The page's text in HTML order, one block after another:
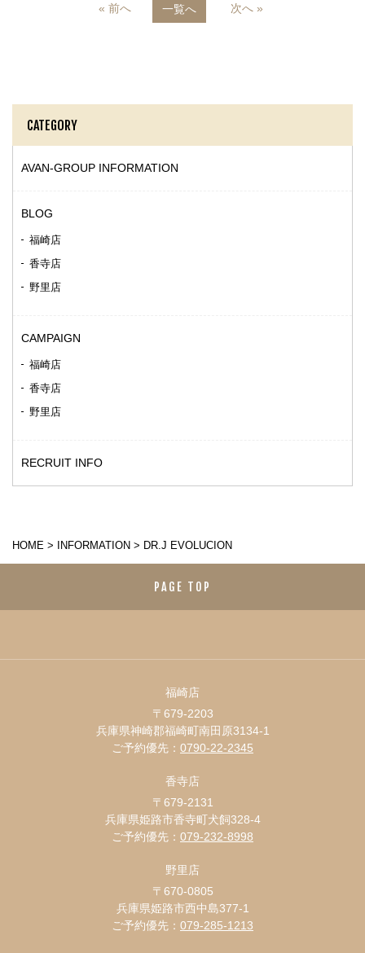
« 前へ 一覧へ 次へ »
CATEGORY
AVAN-GROUP INFORMATION
BLOG
福崎店
香寺店
野里店
CAMPAIGN
福崎店
香寺店
野里店
RECRUIT INFO
HOME > INFORMATION > DR.J EVOLUCION
PAGE TOP
福崎店
〒679-2203
兵庫県神崎郡福崎町南田原3134-1
ご予約優先： 0790-22-2345
香寺店
〒679-2131
兵庫県姫路市香寺町犬飼328-4
ご予約優先： 079-232-8998
野里店
〒670-0805
兵庫県姫路市西中島377-1
ご予約優先： 079-285-1213